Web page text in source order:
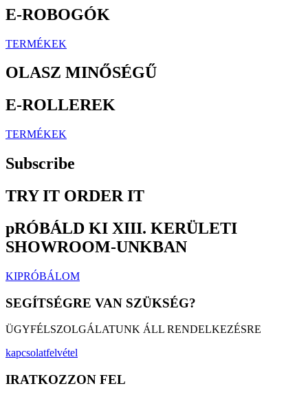
E-ROBOGÓK
TERMÉKEK
OLASZ MINŐSÉGŰ
E-ROLLEREK
TERMÉKEK
Subscribe
TRY IT ORDER IT
pRÓBÁLD KI XIII. KERÜLETI
SHOWROOM-UNKBAN
KIPRÓBÁLOM
SEGÍTSÉGRE VAN SZÜKSÉG?
ÜGYFÉLSZOLGÁLATUNK ÁLL RENDELKEZÉSRE
kapcsolatfelvétel
IRATKOZZON FEL